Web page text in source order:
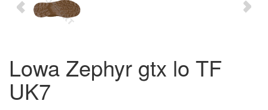
Lowa Zephyr gtx lo TF
UK7